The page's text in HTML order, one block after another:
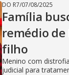
DO R7/07/08/2025
Família
remédio de
filho
Menino com
judicial para